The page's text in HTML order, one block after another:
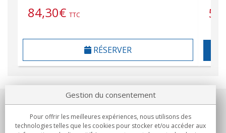
84,30€ TTC
RÉSERVER
Notre société
Gestion du consentement
Pour offrir les meilleures expériences, nous utilisons des
technologies telles que les cookies pour stocker et/ou accéder aux